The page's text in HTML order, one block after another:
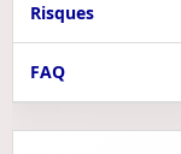
Risques
FAQ